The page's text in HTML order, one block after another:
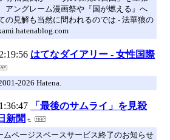
アングレーム漫画祭や『国が燃える』へ
の見解も当然に問われるのでは - 法華狼の
はてなダイアリー - 女性国際
2026 Hatena.
「最後のサムライ」を見殺
新聞
ムページスペースサービス終了のお知らせ